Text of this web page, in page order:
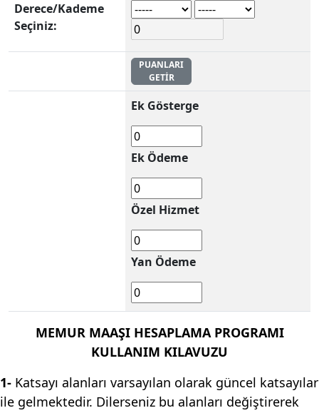
Derece/Kademe
Seçiniz:
PUANLARI
GETİR
Ek Gösterge
Ek Ödeme
Özel Hizmet
Yan Ödeme
MEMUR MAAŞI HESAPLAMA PROGRAMI
KULLANIM KILAVUZU
1- Katsayı alanları varsayılan olarak güncel katsayılar
ile gelmektedir. Dilerseniz bu alanları değiştirerek